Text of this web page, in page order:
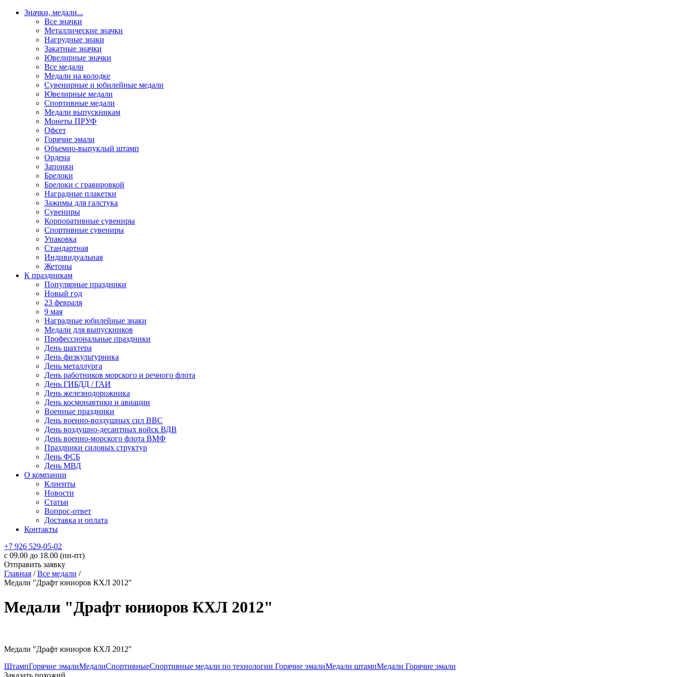
Значки, медали...
Все значки
Металлические значки
Нагрудные знаки
Закатные значки
Ювелирные значки
Все медали
Медали на колодке
Сувенирные и юбилейные медали
Ювелирные медали
Спортивные медали
Медали выпускникам
Монеты ПРУФ
Офсет
Горячие эмали
Объемно-выпуклый штамп
Ордена
Запонки
Брелоки
Брелоки с гравировкой
Наградные плакетки
Зажимы для галстука
Сувениры
Корпоративные сувениры
Спортивные сувениры
Упаковка
Стандартная
Индивидуальная
Жетоны
К праздникам
Популярные праздники
Новый год
23 февраля
9 мая
Наградные юбилейные знаки
Медали для выпускников
Профессиональные праздники
День шахтера
День физкультурника
День металлурга
День работников морского и речного флота
День ГИБДД / ГАИ
День железнодорожника
День космонавтики и авиации
Военные праздники
День военно-воздушных сил ВВС
День воздушно-десантных войск ВДВ
День военно-морского флота ВМФ
Праздники силовых структур
День ФСБ
День МВД
О компании
Клиенты
Новости
Статьи
Вопрос-ответ
Доставка и оплата
Контакты
+7 926 529-05-02
c 09.00 до 18.00 (пн-пт)
Отправить заявку
Главная /Все медали /
Медали "Драфт юниоров КХЛ 2012"
Медали "Драфт юниоров КХЛ 2012"
Медали "Драфт юниоров КХЛ 2012"
ШтампГорячие эмалиМедалиСпортивныеСпортивные медали по технологии Горячие эмалиМедали штампМедали Горячие эмали
Заказать похожий